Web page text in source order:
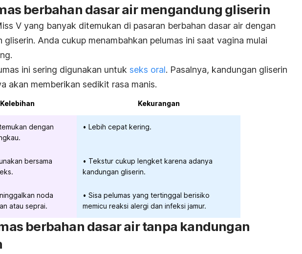
berbahan dasar air mengandung gliserin
V yang banyak ditemukan di pasaran berbahan dasar air dengan
gliserin. Anda cukup menambahkan pelumas ini saat vagina mulai
ini sering digunakan untuk seks oral. Pasalnya, kandungan gliserin
akan memberikan sedikit rasa manis.
Kelebihan Kekurangan
dengan
Lebih cepat kering.
bersama
Tekstur cukup lengket karena adanya
kandungan gliserin.
noda
atau seprai.
Sisa pelumas yang tertinggal berisiko
memicu reaksi alergi dan infeksi jamur.
berbahan dasar air tanpa kandungan